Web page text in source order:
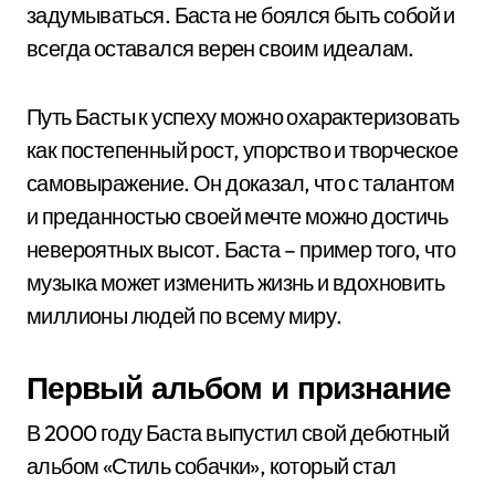
задумываться. Баста не боялся быть собой и
всегда оставался верен своим идеалам.
Путь Басты к успеху можно охарактеризовать
как постепенный рост, упорство и творческое
самовыражение. Он доказал, что с талантом
и преданностью своей мечте можно достичь
невероятных высот. Баста – пример того, что
музыка может изменить жизнь и вдохновить
миллионы людей по всему миру.
Первый альбом и признание
В 2000 году Баста выпустил свой дебютный
альбом «Стиль собачки», который стал